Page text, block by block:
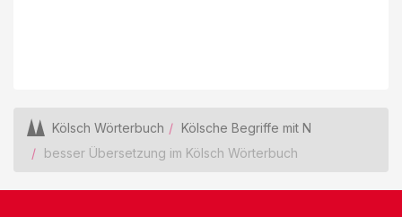
Kölsch Wörterbuch
Kölsche Begriffe mit N
besser Übersetzung im Kölsch Wörterbuch